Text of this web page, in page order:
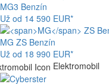
MG3 Benzín
Už od 14 590 EUR*
MG ZS Benzín
Už od 18 990 EUR*
Elektromobil